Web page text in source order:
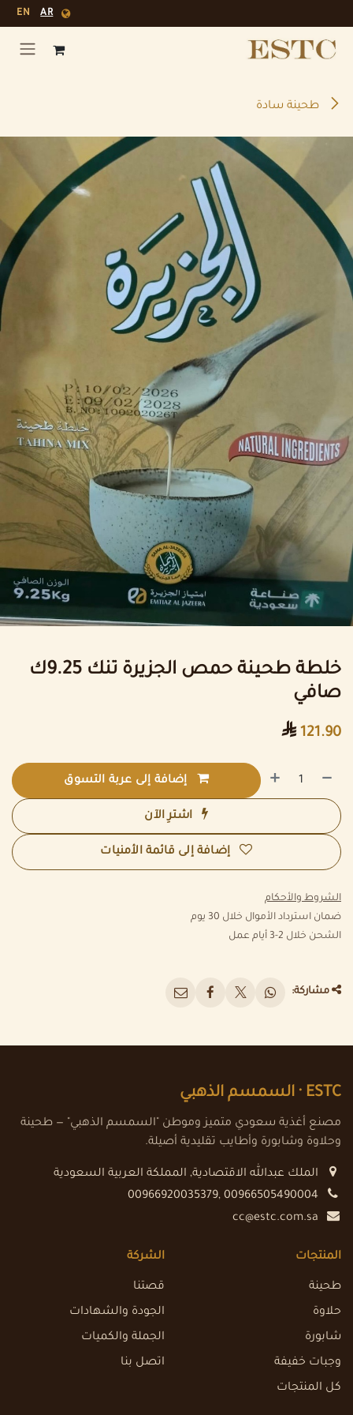
AR
EN
طحينة سادة
خلطة طحينة حمص الجزيرة تنك 9.25ك
صافي
121.90

إضافة إلى عربة التسوق
اشترِ الآن
إضافة إلى قائمة الأمنيات
الشروط والأحكام
ضمان استرداد الأموال خلال 30 يوم
الشحن خلال 2-3 أيام عمل
مشاركة:
ESTC · السمسم الذهبي
مصنع أغذية سعودي متميز وموطن "السمسم الذهبي" — طحينة
وحلاوة وشابورة وأطايب تقليدية أصيلة.
الملك عبدالله الاقتصادية, المملكة العربية السعودية
00966920035379, 00966505490004
cc@estc.com.sa
المنتجات
طحينة
حلاوة
شابورة
وجبات خفيفة
كل المنتجات
الشركة
قصتنا
الجودة والشهادات
الجملة والكميات
اتصل بنا